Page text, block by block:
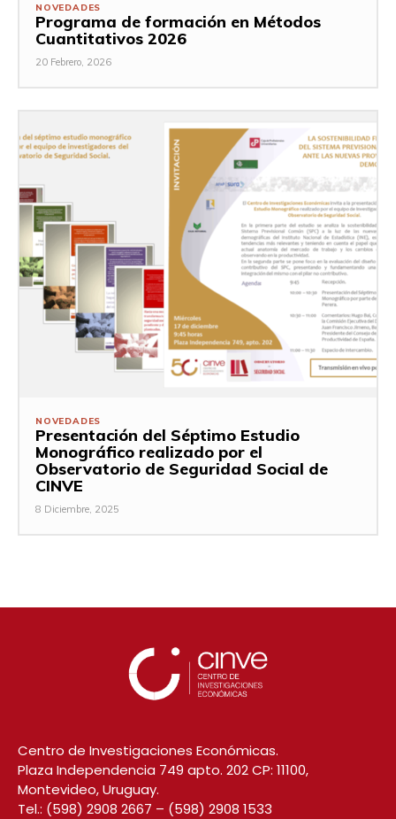
NOVEDADES
Programa de formación en Métodos
Cuantitativos 2026
20 Febrero, 2026
NOVEDADES
Presentación del Séptimo Estudio
Monográfico realizado por el
Observatorio de Seguridad Social de
CINVE
8 Diciembre, 2025
Centro de Investigaciones Económicas.
Plaza Independencia 749 apto. 202 CP: 11100,
Montevideo, Uruguay.
Tel.: (598) 2908 2667 – (598) 2908 1533